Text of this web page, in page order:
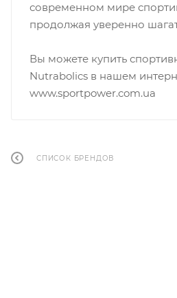
современном мире
продолжая уверенно
Вы можете купить
Nutrabolics в нашем
www.sportpower.com.ua
СПИСОК БРЕНДОВ